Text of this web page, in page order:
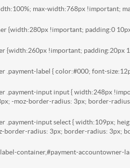
max-width:768px !important;
{width:280px !important; padding:0
{width:260px !important;
.payment-label { color:#000; font-
.payment-input input { width:248px
-moz-border-radius: 3px; border-
.payment-input select { width:109px;
border-radius: 3px; border-radius: 3px;
container,#payment-accountowner-